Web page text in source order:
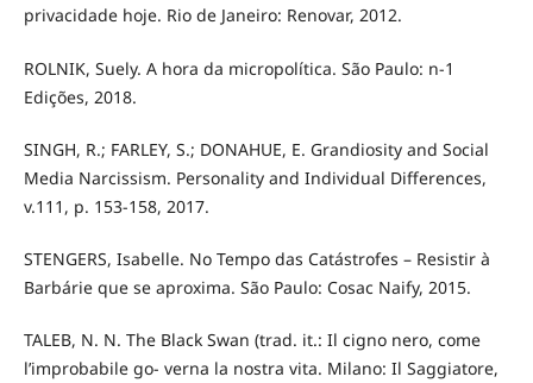
privacidade hoje. Rio de Janeiro: Renovar, 2012.
ROLNIK, Suely. A hora da micropolítica. São Paulo: n-1
Edições, 2018.
SINGH, R.; FARLEY, S.; DONAHUE, E. Grandiosity and Social
Media Narcissism. Personality and Individual Differences,
v.111, p. 153-158, 2017.
STENGERS, Isabelle. No Tempo das Catástrofes – Resistir à
Barbárie que se aproxima. São Paulo: Cosac Naify, 2015.
TALEB, N. N. The Black Swan (trad. it.: Il cigno nero, come
l’improbabile go- verna la nostra vita. Milano: Il Saggiatore,